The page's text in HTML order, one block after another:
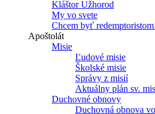
Kláštor Užhorod
My vo svete
Chcem byť
Apoštolát
Misie
Ľudové misie
Školské misie
Správy z misií
Aktuálny plán sv.
Duchovné obnovy
Duchovná obnova